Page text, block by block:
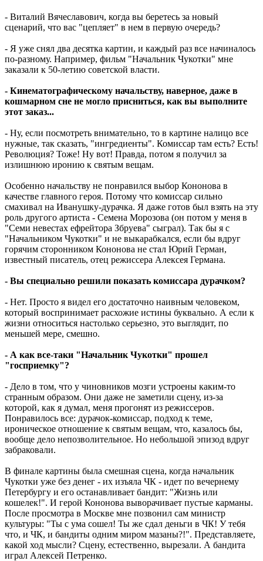
- Виталий Вячеславович, когда вы беретесь за новый
сценарий, что вас "цепляет" в нем в первую очередь?
- Я уже снял два десятка картин, и каждый раз все начиналось
по-разному. Например, фильм "Начальник Чукотки" мне
заказали к 50-летию советской власти.
- Кинематографическому начальству, наверное, даже в
кошмарном сне не могло присниться, как вы выполните
этот заказ...
- Ну, если посмотреть внимательно, то в картине налицо все
нужные, так сказать, "ингредиенты". Комиссар там есть? Есть!
Революция? Тоже! Ну вот! Правда, потом я получил за
излишнюю иронию к святым вещам.
Особенно начальству не понравился выбор Кононова в
качестве главного героя. Потому что комиссар сильно
смахивал на Иванушку-дурачка. Я даже готов был взять на эту
роль другого артиста - Семена Морозова (он потом у меня в
"Семи невестах ефрейтора Збруева" сыграл). Так бы я с
"Начальником Чукотки" и не выкарабкался, если бы вдруг
горячим сторонником Кононова не стал Юрий Герман,
известный писатель, отец режиссера Алексея Германа.
- Вы специально решили показать комиссара дурачком?
- Нет. Просто я видел его достаточно наивным человеком,
который воспринимает расхожие истины буквально. А если к
жизни относиться настолько серьезно, это выглядит, по
меньшей мере, смешно.
- А как все-таки "Начальник Чукотки" прошел
"госприемку"?
- Дело в том, что у чиновников мозги устроены каким-то
странным образом. Они даже не заметили сцену, из-за
которой, как я думал, меня прогонят из режиссеров.
Понравилось все: дурачок-комиссар, подход к теме,
ироническое отношение к святым вещам, что, казалось бы,
вообще дело непозволительное. Но небольшой эпизод вдруг
забраковали.
В финале картины была смешная сцена, когда начальник
Чукотки уже без денег - их изъяла ЧК - идет по вечернему
Петербургу и его останавливает бандит: "Жизнь или
кошелек!". И герой Кононова выворачивает пустые карманы.
После просмотра в Москве мне позвонил сам министр
культуры: "Ты с ума сошел! Ты же сдал деньги в ЧК! У тебя
что, и ЧК, и бандиты одним миром мазаны?!". Представляете,
какой ход мысли? Сцену, естественно, вырезали. А бандита
играл Алексей Петренко.